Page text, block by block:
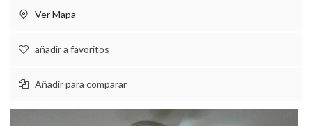
Ver Mapa
añadir a favoritos
Añadir para comparar